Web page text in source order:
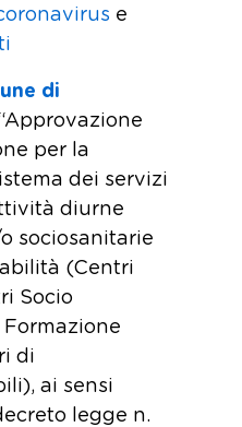
e
di
per la
dei servizi
diurne
sociosanitarie
(Centri
Socio
di
ai sensi
legge n.